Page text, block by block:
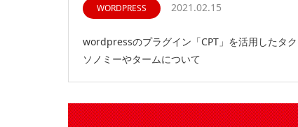
WORDPRESS 2021.02.15
wordpressのプラグイン「CPT」を活用したタク
ソノミーやタームについて